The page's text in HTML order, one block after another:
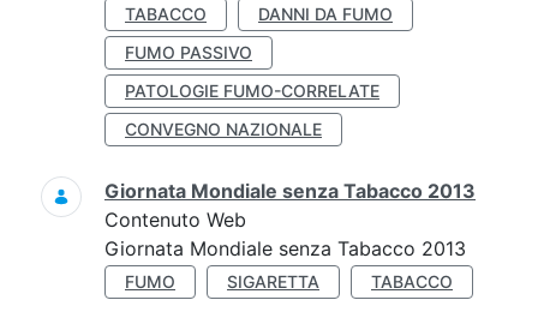
TABACCO
DANNI DA FUMO
FUMO PASSIVO
PATOLOGIE FUMO-CORRELATE
CONVEGNO NAZIONALE
Giornata Mondiale senza Tabacco 2013
Contenuto Web
Giornata Mondiale senza Tabacco 2013
FUMO SIGARETTA TABACCO